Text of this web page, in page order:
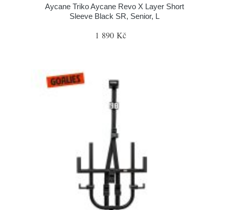
Aycane Triko Aycane Revo X Layer Short
Sleeve Black SR, Senior, L
1 890 Kč